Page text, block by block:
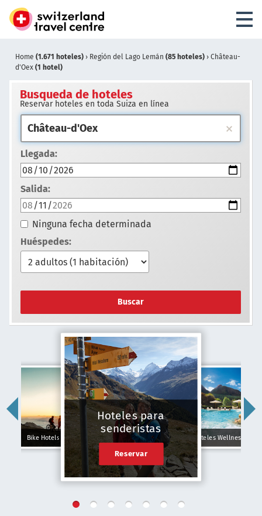
Home (1.671 hoteles) › Región del Lago Lemán (85 hoteles) › Château-
d'Oex (1 hotel)
Busqueda de hoteles
Reservar hoteles en toda Suiza en línea
Llegada:
Salida:
Ninguna fecha determinada
Huéspedes:
Buscar
Bike Hotels
Hoteles para
senderistas
Reservar
Hoteles Wellness